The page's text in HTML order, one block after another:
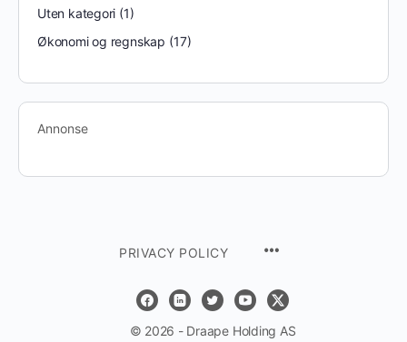
Uten kategori (1)
Økonomi og regnskap (17)
Annonse
PRIVACY POLICY
© 2026 - Draape Holding AS